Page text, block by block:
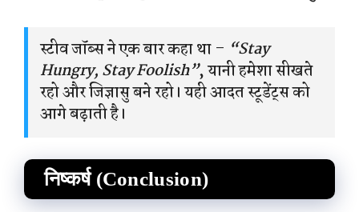
स्टीव जॉब्स ने एक बार कहा था – “Stay
Hungry, Stay Foolish”, यानी हमेशा सीखते
रहो और जिज्ञासु बने रहो। यही आदत स्टूडेंट्स को
आगे बढ़ाती है।
निष्कर्ष (Conclusion)